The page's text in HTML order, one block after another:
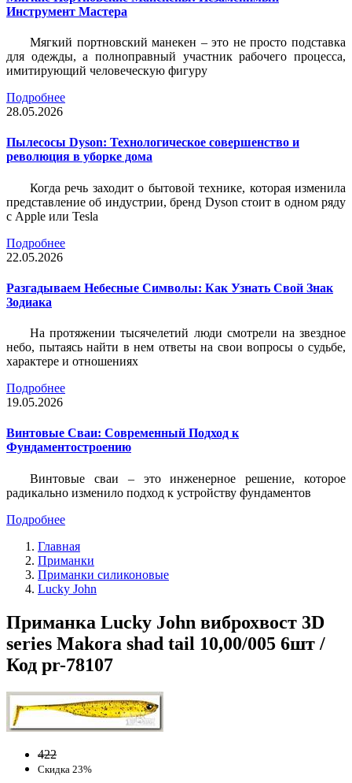
Инструмент Мастера
Мягкий портновский манекен – это не просто подставка
для одежды, а полноправный участник рабочего процесса,
имитирующий человеческую фигуру
Подробнее
28.05.2026
Пылесосы Dyson: Технологическое совершенство и
революция в уборке дома
Когда речь заходит о бытовой технике, которая изменила
представление об индустрии, бренд Dyson стоит в одном ряду
с Apple или Tesla
Подробнее
22.05.2026
Разгадываем Небесные Символы: Как Узнать Свой Знак
Зодиака
На протяжении тысячелетий люди смотрели на звездное
небо, пытаясь найти в нем ответы на свои вопросы о судьбе,
характере и отношениях
Подробнее
19.05.2026
Винтовые Сваи: Современный Подход к
Фундаментостроению
Винтовые сваи – это инженерное решение, которое
радикально изменило подход к устройству фундаментов
Подробнее
Главная
Приманки
Приманки силиконовые
Lucky John
Приманка Lucky John виброхвост 3D
series Makora shad tail 10,00/005 6шт /
Код pr-78107
422
Скидка 23%